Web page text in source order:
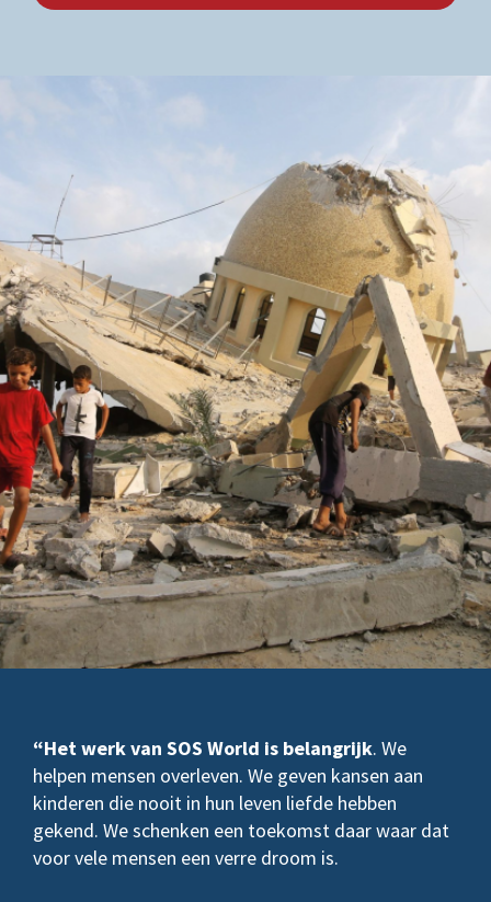
“Het werk van SOS World is belangrijk. We
helpen mensen overleven. We geven kansen aan
kinderen die nooit in hun leven liefde hebben
gekend. We schenken een toekomst daar waar dat
voor vele mensen een verre droom is.